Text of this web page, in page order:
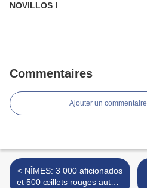
NOVILLOS !
Commentaires
Ajouter un commentaire
< NÎMES: 3 000 aficionados
et 500 œillets rouges autour